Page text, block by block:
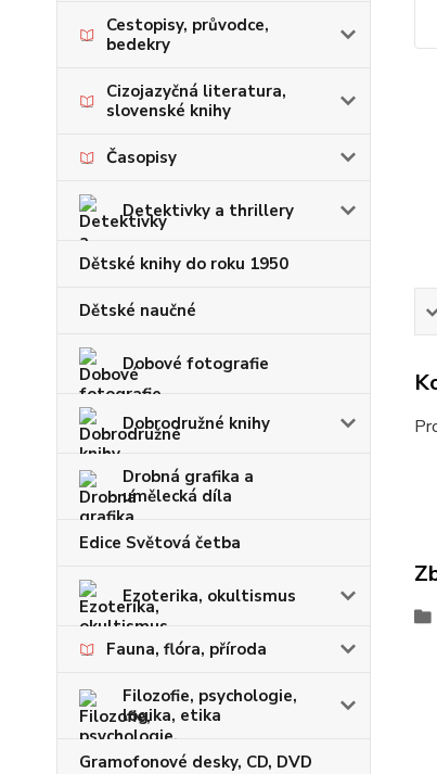
Cestopisy, průvodce,
bedekry
Cizojazyčná literatura,
slovenské knihy
Časopisy
Detektivky a thrillery
Dětské knihy do roku 1950
Dětské naučné
Dobové fotografie
Dobrodružné knihy
Drobná grafika a
umělecká díla
Edice Světová četba
Ezoterika, okultismus
Fauna, flóra, příroda
Filozofie, psychologie,
logika, etika
Gramofonové desky, CD, DVD